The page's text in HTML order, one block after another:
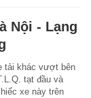
Nội - Lạng
tải khác vượt bên
tạt đầu và
xe này trên